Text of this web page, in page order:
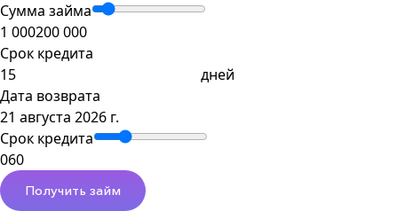
Сумма займа
1 000200 000
Срок кредита
дней
Дата возврата
21 августа 2026 г.
Срок кредита
060
Получить займ